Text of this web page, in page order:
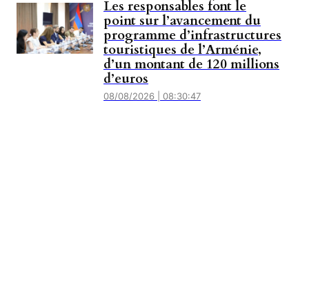
Les responsables font le
point sur l’avancement du
programme d’infrastructures
touristiques de l’Arménie,
d’un montant de 120 millions
d’euros
08/08/2026 | 08:30:47